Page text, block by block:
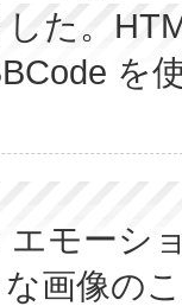
た。
を
エモーシ
画像の